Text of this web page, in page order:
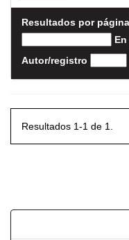
Resultados por página
Autor/registro
Resultados 1-1 de 1.